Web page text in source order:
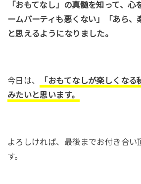
「おもてなし」の真髄を知って、心
ームパーティも悪くない」「あら、
と思えるようになりました。
今日は、
「おもてなしが楽しくな
みたいと思います。
よろしければ、最後までお付き合い
す。